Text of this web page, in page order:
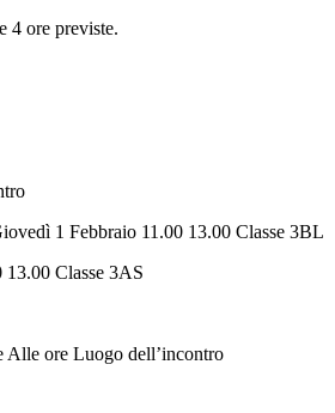
4 ore previste.
1 Febbraio 11.00 13.00 Classe 3BL
13.00 Classe 3AS
Alle ore Luogo dell’incontro